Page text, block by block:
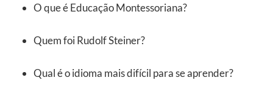
O que é Educação Montessoriana?
Quem foi Rudolf Steiner?
Qual é o idioma mais difícil para se aprender?